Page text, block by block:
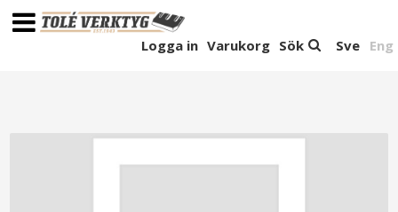
Sve Eng
Sök
Varukorg
Logga in